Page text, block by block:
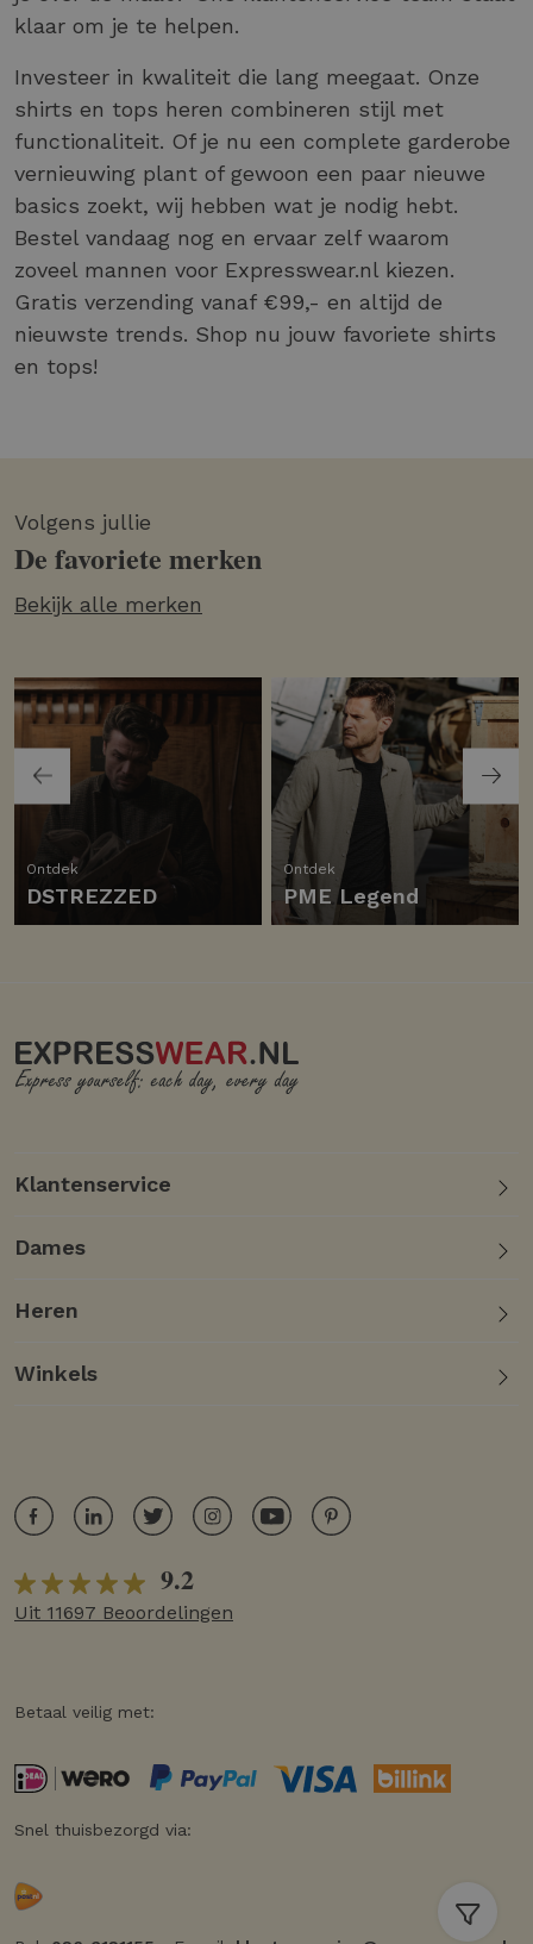
klaar om je te helpen.
Investeer in kwaliteit die lang meegaat. Onze
shirts en tops heren combineren stijl met
functionaliteit. Of je nu een complete garderobe
vernieuwing plant of gewoon een paar nieuwe
basics zoekt, wij hebben wat je nodig hebt.
Bestel vandaag nog en ervaar zelf waarom
zoveel mannen voor Expresswear.nl kiezen.
Gratis verzending vanaf €99,- en altijd de
nieuwste trends. Shop nu jouw favoriete shirts
en tops!
Volgens jullie
De favoriete merken
Bekijk alle merken
Ontdek
DSTREZZED
Ontdek
PME Legend
Klantenservice
Dames
Heren
Winkels
9.2
Uit 11697 Beoordelingen
Betaal veilig met:
Snel thuisbezorgd via: